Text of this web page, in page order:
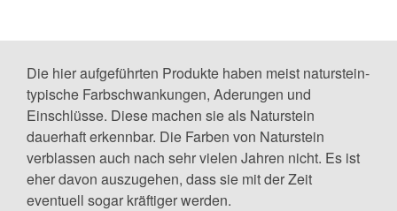
Die hier aufgeführten Produkte haben meist naturstein-
typische Farbschwankungen, Aderungen und
Einschlüsse. Diese machen sie als Naturstein
dauerhaft erkennbar. Die Farben von Naturstein
verblassen auch nach sehr vielen Jahren nicht. Es ist
eher davon auszugehen, dass sie mit der Zeit
eventuell sogar kräftiger werden.